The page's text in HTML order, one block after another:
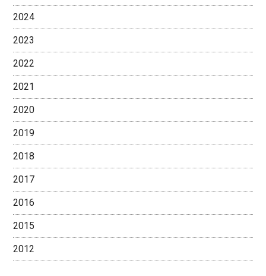
2024
2023
2022
2021
2020
2019
2018
2017
2016
2015
2012